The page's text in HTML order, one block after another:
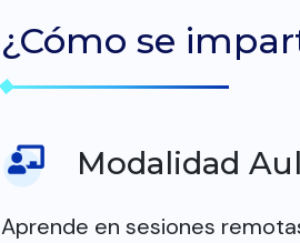
¿Cómo se
Modalidad
Aprende en sesiones